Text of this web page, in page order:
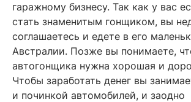
гаражному бизнесу. Так как у вас
стать знаменитым гонщиком, вы
соглашаетесь и едете в его
Австралии. Позже вы понимаете,
автогонщика нужна хорошая и
Чтобы заработать денег вы
и починкой автомобилей, и заодно